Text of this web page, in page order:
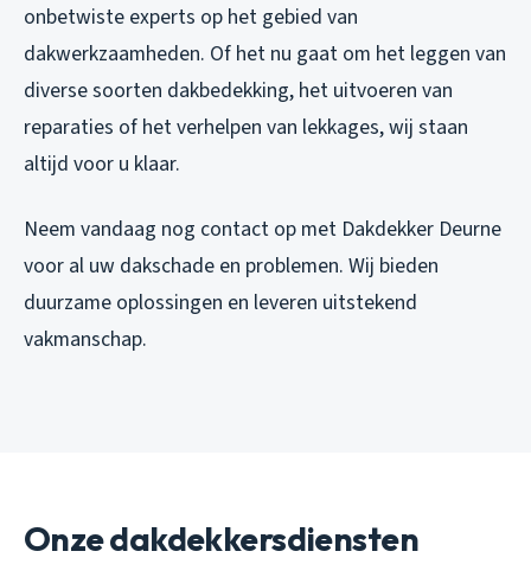
onbetwiste experts op het gebied van
dakwerkzaamheden. Of het nu gaat om het leggen van
diverse soorten dakbedekking, het uitvoeren van
reparaties of het verhelpen van lekkages, wij staan
altijd voor u klaar.
Neem vandaag nog contact op met Dakdekker Deurne
voor al uw dakschade en problemen. Wij bieden
duurzame oplossingen en leveren uitstekend
vakmanschap.
Onze dakdekkersdiensten